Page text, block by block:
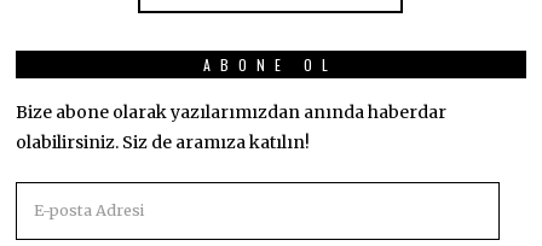
ABONE OL
Bize abone olarak yazılarımızdan anında haberdar
olabilirsiniz. Siz de aramıza katılın!
posta